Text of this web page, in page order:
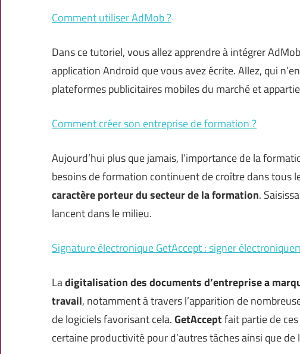
Comment utiliser AdMob ?
Dans ce tutoriel, vous allez apprendre à intégrer
application Android que vous avez écrite. Allez, qui
plateformes publicitaires mobiles du marché et
Comment créer son entreprise de formation ?
Aujourd’hui plus que jamais, l’importance de la
besoins de formation continuent de croître dans tous
caractère porteur du secteur de la formation.
lancent dans le milieu.
Signature électronique GetAccept : signer
Ladigitalisation des documents d’entreprise a
travail, notamment à travers l’apparition de
de logiciels favorisant cela.GetAcceptfait partie de
certaine productivité pour d’autres tâches ainsi que de